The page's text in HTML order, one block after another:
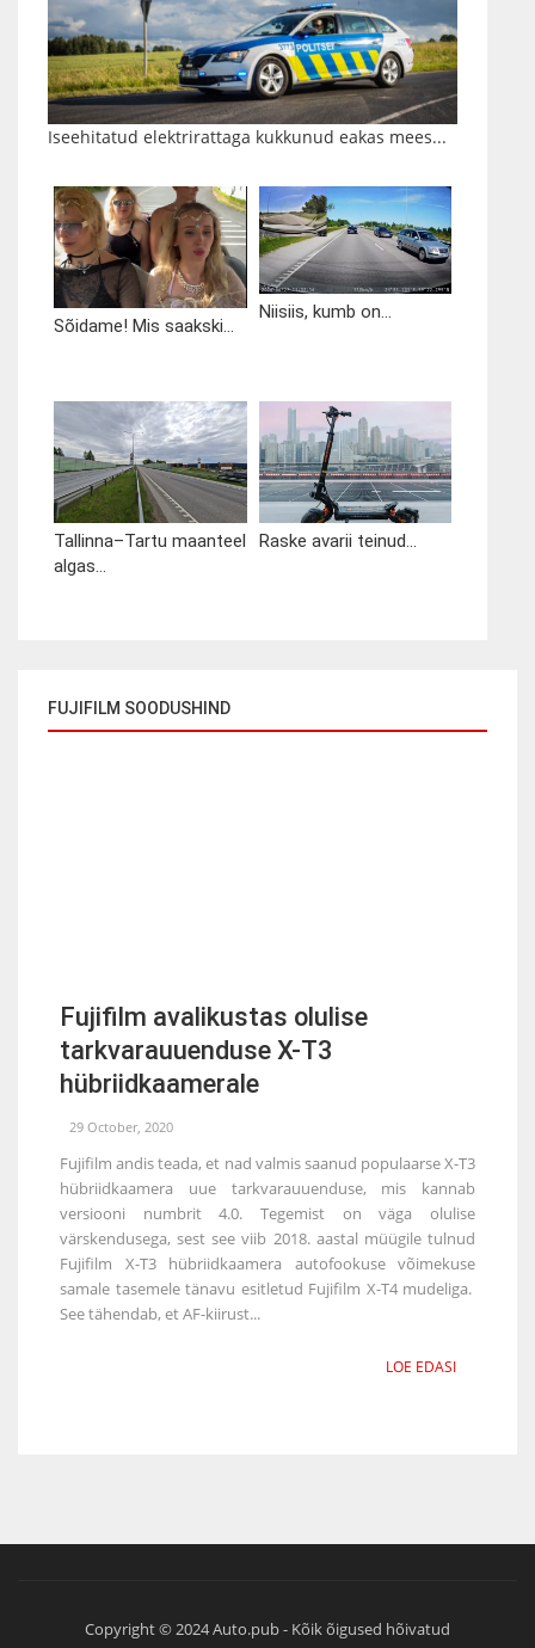
Iseehitatud elektrirattaga kukkunud eakas mees...
Sõidame! Mis saakski...
Niisiis, kumb on...
Tallinna–Tartu maanteel
algas...
Raske avarii teinud...
FUJIFILM SOODUSHIND
Fujifilm avalikustas olulise
tarkvarauuenduse X-T3
hübriidkaamerale
29 October, 2020
Fujifilm andis teada, et nad valmis saanud populaarse X-T3
hübriidkaamera uue tarkvarauuenduse, mis kannab
versiooni numbrit 4.0. Tegemist on väga olulise
värskendusega, sest see viib 2018. aastal müügile tulnud
Fujifilm X-T3 hübriidkaamera autofookuse võimekuse
samale tasemele tänavu esitletud Fujifilm X-T4 mudeliga.
See tähendab, et AF-kiirust...
LOE EDASI
Copyright © 2024 Auto.pub - Kõik õigused hõivatud